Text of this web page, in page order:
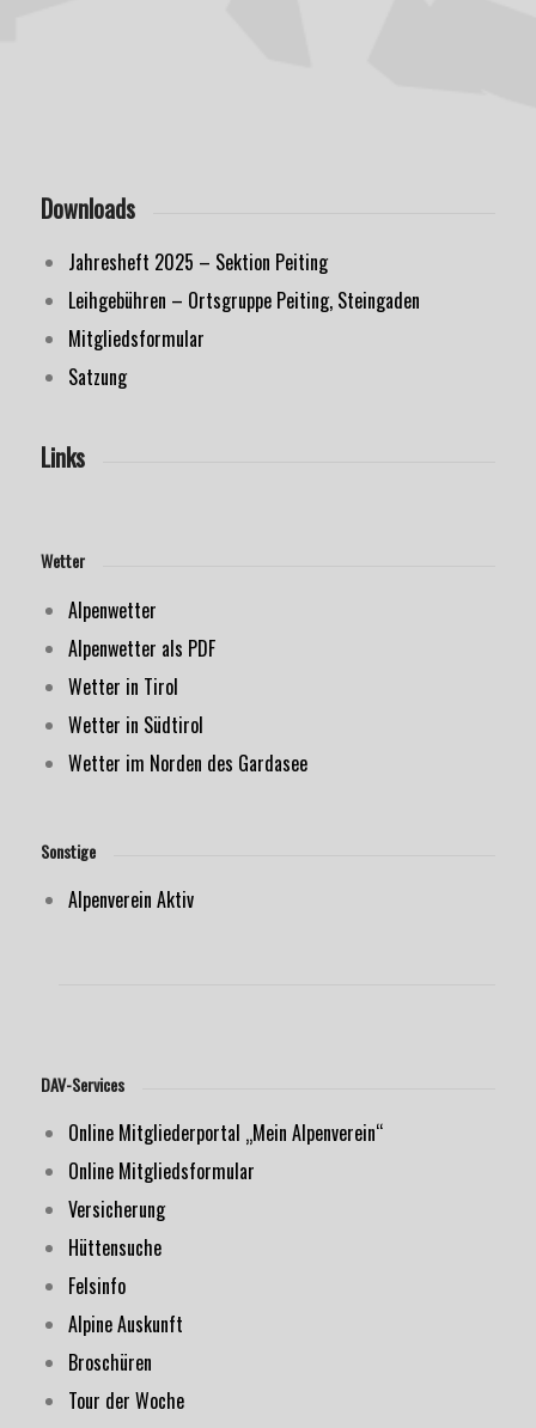
Downloads
Jahresheft 2025 – Sektion Peiting
Leihgebühren – Ortsgruppe Peiting, Steingaden
Mitgliedsformular
Satzung
Links
Wetter
Alpenwetter
Alpenwetter als PDF
Wetter in Tirol
Wetter in Südtirol
Wetter im Norden des Gardasee
Sonstige
Alpenverein Aktiv
DAV-Services
Online Mitgliederportal „Mein Alpenverein“
Online Mitgliedsformular
Versicherung
Hüttensuche
Felsinfo
Alpine Auskunft
Broschüren
Tour der Woche